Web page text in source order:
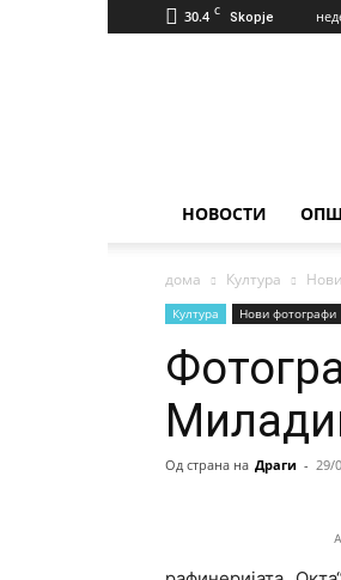
30.4 C Skopje
НОВОСТИ
дома Култура
Култура Нови фотографи
Од страна на Драги - 29/